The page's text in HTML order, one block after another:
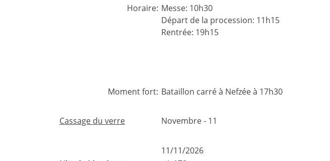
Horaire: Messe: 10h30
Départ de la procession: 11h15
Rentrée: 19h15
Moment fort: Bataillon carré à Nefzée à 17h30
Cassage du verre Novembre - 11
11/11/2026